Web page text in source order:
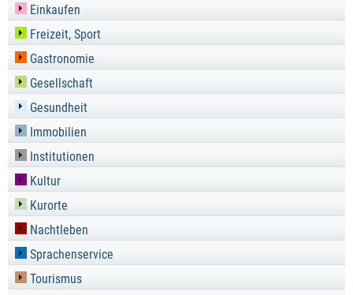
Einkaufen
Freizeit, Sport
Gastronomie
Gesellschaft
Gesundheit
Immobilien
Institutionen
Kultur
Kurorte
Nachtleben
Sprachenservice
Tourismus